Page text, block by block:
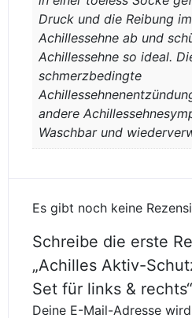
Druck und die Reibung
Achillessehne ab und
Achillessehne so ideal.
schmerzbedingte
andere
Waschbar und
Es gibt noch keine
Schreibe die erste
„Achilles Aktiv-
Set für links & rechts“
Deine E-Mail-Adresse